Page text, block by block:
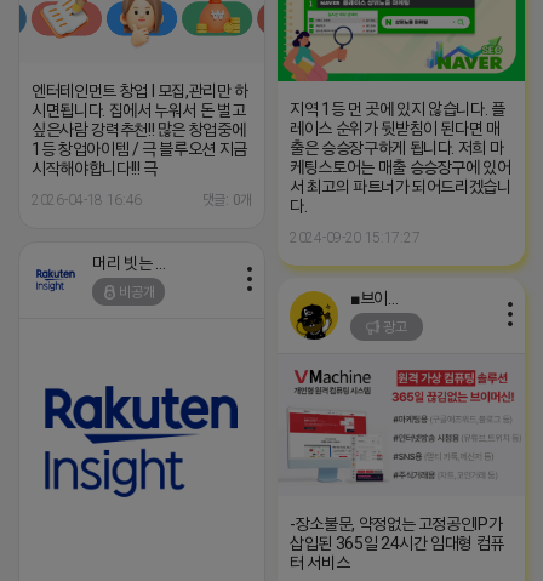
엔터테인먼트 창업 l 모집,관리만 하
시면됩니다. 집에서 누워서 돈 벌고
싶은사람 강력추천!! 많은 창업중에
1등 창업아이템 / 극 블루오션 지금
시작해야합니다!!! 극
2026-04-18 16:46 댓글: 0개
지역 1등 먼 곳에 있지 않습니다. 플
레이스 순위가 뒷받침이 된다면 매
출은 승승장구하게 됩니다. 저희 마
케팅스토어는 매출 승승장구에 있어
서 최고의 파트너가 되어드리겠습니
다.
2024-09-20 15:17:27
비공개
광고
-장소불문, 약정없는 고정공인IP가
삽입된 365일 24시간 임대형 컴퓨
터 서비스